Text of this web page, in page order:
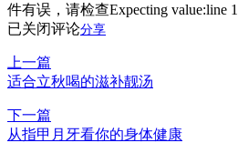
件有误，请检查Expecting value:line
已关闭评论分享
上一篇
适合立秋喝的滋补靓汤
下一篇
从指甲月牙看你的身体健康